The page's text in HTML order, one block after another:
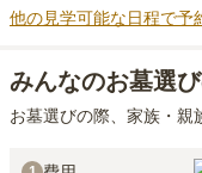
他の見学可能な日程で予
みんなのお墓選
お墓選びの際、家族・親